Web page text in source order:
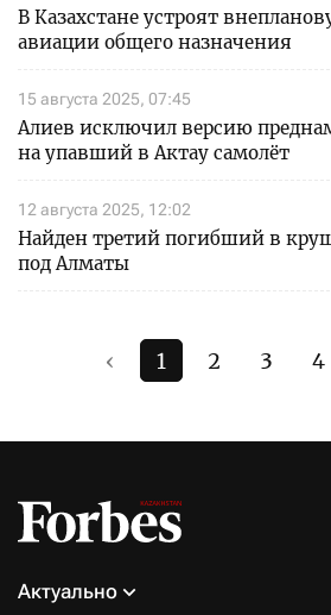
В Казахстане устроят
авиации общего назначения
15 августа 2025, 07:45
Алиев исключил версию
на упавший в Актау самолёт
12 августа 2025, 12:02
Найден третий погибший в
под Алматы
‹ 1 2 3 4
Актуально